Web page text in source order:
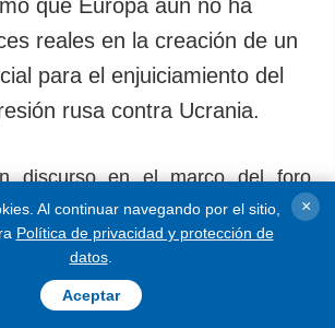
que Europa aún no ha
reales en la creación de un
para el enjuiciamiento del
rusa contra Ucrania.
discurso en el marco del foro
Davos, según informa un
Ukrinform.
Al continuar navegando por el sitio,
Política de privacidad y protección de
datos.
Aceptar
×